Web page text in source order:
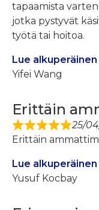
tapaamista
jotka pystyvät
työtä tai hoitoa.
Lue alkuperäinen
Yifei Wang
Erittäin
25/
Erittäin
Lue alkuperäinen
Yusuf Kocbay